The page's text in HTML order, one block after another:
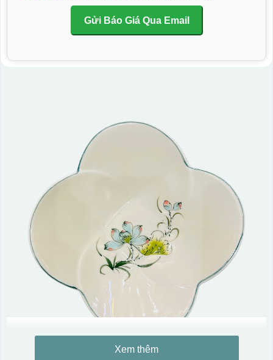
Gửi Báo Giá Qua Email
Xem thêm